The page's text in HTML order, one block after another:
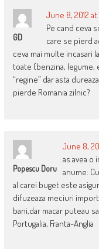
GD
June 8, 2012 at
Pe cand ceva
care se pierd
ceva mai multe incasari
toate (benzina, legume,
“regine” dar asta
pierde Romania zilnic?
Popescu Doru
June 8,
as avea
anume:
al carei buget este
difuzeaza meciuri
bani,dar macar puteau
Portugalia, Franta-Anglia